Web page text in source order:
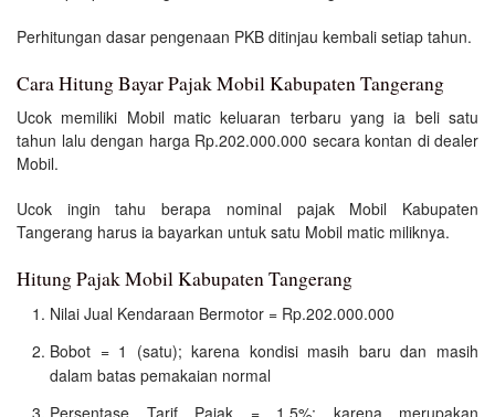
Perhitungan dasar pengenaan PKB ditinjau kembali setiap tahun.
Cara Hitung Bayar Pajak Mobil Kabupaten Tangerang
Ucok memiliki Mobil matic keluaran terbaru yang ia beli satu
tahun lalu dengan harga Rp.202.000.000 secara kontan di dealer
Mobil.
Ucok ingin tahu berapa nominal pajak Mobil Kabupaten
Tangerang harus ia bayarkan untuk satu Mobil matic miliknya.
Hitung Pajak Mobil Kabupaten Tangerang
Nilai Jual Kendaraan Bermotor = Rp.202.000.000
Bobot = 1 (satu); karena kondisi masih baru dan masih
dalam batas pemakaian normal